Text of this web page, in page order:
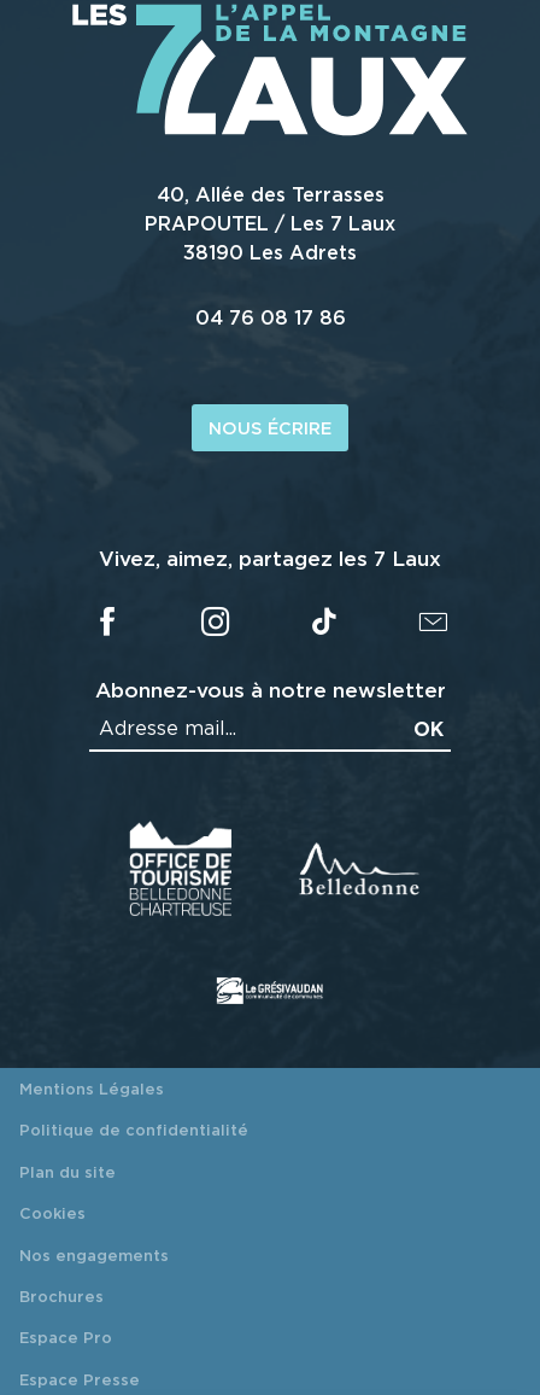
40, Allée des Terrasses
PRAPOUTEL / Les 7 Laux
38190 Les Adrets
04 76 08 17 86
NOUS ÉCRIRE
Vivez, aimez, partagez les 7 Laux
Abonnez-vous à notre newsletter
Mentions Légales
Politique de confidentialité
Plan du site
Cookies
Nos engagements
Brochures
Espace Pro
Espace Presse